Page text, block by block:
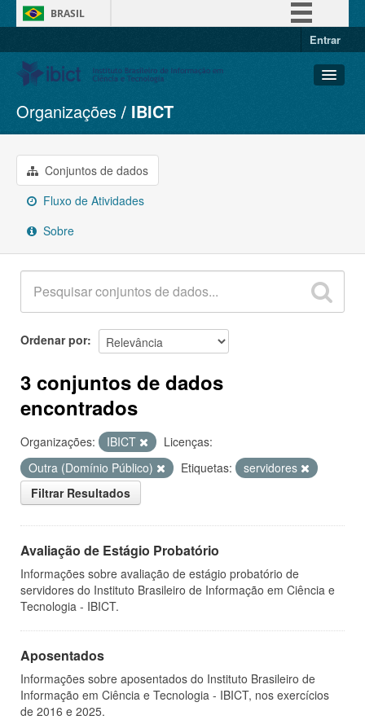
BRASIL
Entrar
Conjuntos de dados
Organizações
Grupos
Sobre
Organizações IBICT
Conjuntos de dados
Fluxo de Atividades
Sobre
Ordenar por
3 conjuntos de dados
encontrados
Organizações: IBICT
Licenças:
Outra (Domínio Público)
Etiquetas:
servidores
Filtrar Resultados
Avaliação de Estágio Probatório
Informações sobre avaliação de estágio probatório de
servidores do Instituto Brasileiro de Informação em Ciência e
Tecnologia - IBICT.
Aposentados
Informações sobre aposentados do Instituto Brasileiro de
Informação em Ciência e Tecnologia - IBICT, nos exercícios
de 2016 e 2025.